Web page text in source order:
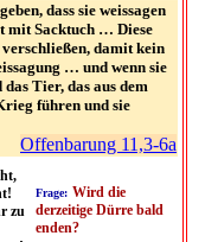
dass sie weissagen
mit Sacktuch … Diese
damit kein
… und wenn sie
Tier, das aus dem
führen und sie
Offenbarung 11,3-6a
zu
Frage: Wird die
derzeitige Dürre bald
enden?